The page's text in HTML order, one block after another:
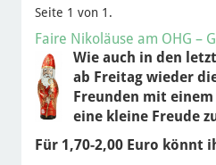
Seite 1 von 1.
Faire Nikoläuse am OHG –
Wie auch in den
ab Freitag wieder
Freunden mit
eine kleine Freude
Für 1,70-2,00 Euro könnt